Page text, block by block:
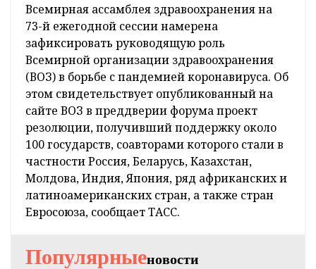
Всемирная ассамблея здравоохранения на
73-й ежегодной сессии намерена
зафиксировать руководящую роль
Всемирной организации здравоохранения
(ВОЗ) в борьбе с пандемией коронавируса. Об
этом свидетельствует опубликованный на
сайте ВОЗ в преддверии форума проект
резолюции, получивший поддержку около
100 государств, соавторами которого стали в
частности Россия, Беларусь, Казахстан,
Молдова, Индия, Япония, ряд африканских и
латиноамериканских стран, а также стран
Евросоюза, сообщает ТАСС.
Популярныеновости